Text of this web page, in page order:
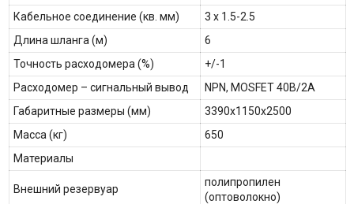
Кабельное соединение (кв. мм)
3 х 1.5-2.5
Длина шланга (м)
6
Точность расходомера (%)
+/-1
Расходомер – сигнальный вывод
NPN, MOSFET 40В/2А
Габаритные размеры (мм)
3390х1150х2500
Масса (кг)
650
Материалы
Внешний резервуар
полипропилен
(оптоволокно)